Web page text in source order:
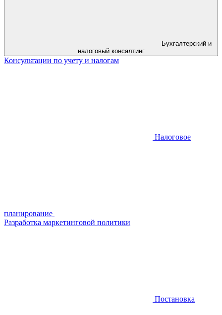
налоговый консалтинг
Консультации по учету и налогам
Налоговое
планирование
Разработка маркетинговой политики
Постановка